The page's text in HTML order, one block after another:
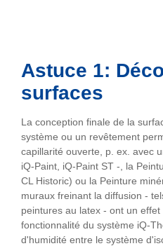
Astuce 1:
surfaces
La conception finale de la
système ou un revêtement
capillarité ouverte, p. ex. avec
iQ-Paint, iQ-Paint ST -, la
CL Historic) ou la Peinture
muraux freinant la diffusion -
peintures au latex - ont un
fonctionnalité du système iQ-
d'humidité entre le système